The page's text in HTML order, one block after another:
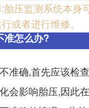
胎压监测系统本身
或者进行维修。
准怎么办?
准确,首先应该检
会影响胎压,因此